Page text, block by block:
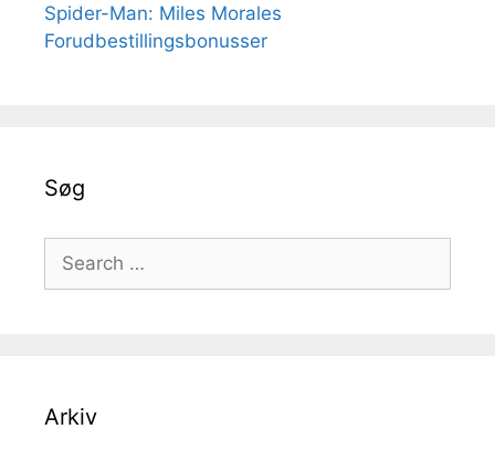
Spider-Man: Miles Morales
Forudbestillingsbonusser
Søg
for:
Arkiv